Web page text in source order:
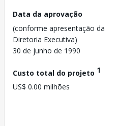
Data da aprovação
(conforme apresentação da
Diretoria Executiva)
30 de junho de 1990
Custo total do projeto 1
US$ 0.00 milhões